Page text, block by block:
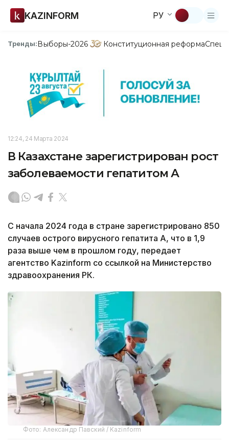
KAZINFORM РУ
Тренды:Выборы-2026 Конституционная реформа
12:24, 24 Марта 2024
В Казахстане зарегистрирован рост
заболеваемости гепатитом А
С начала 2024 года в стране зарегистрировано 850
случаев острого вирусного гепатита А, что в 1,9
раза выше чем в прошлом году, передает
агентство Kazinform со ссылкой на Министерство
здравоохранения РК.
Фото: Александр Павский / Kazinform